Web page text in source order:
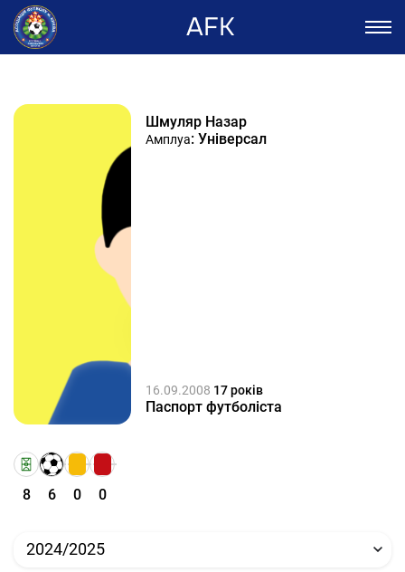
AFK
Шмуляр Назар
Амплуа: Універсал
16.09.2008 17 років
Паспорт футболіста
8 6 0 0
2024/2025